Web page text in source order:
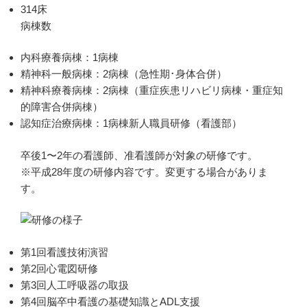
314床
病棟数
内科療養病棟：1病棟
精神科一般病棟：2病棟（急性期･身体合併）
精神科療養病棟：2病棟（重症疾患リハビリ病棟・重症知
的障害合併病棟）
認知症治療病棟：1病棟新人職員研修（看護部）
卒後1〜2年の看護師、准看護師が対象の研修です。
※平成28年度の研修内容です。変更する場合がありま
す。
第1回看護技術演習
第2回心電図研修
第3回人工呼吸器の取扱
第4回脳卒中看護の基礎知識とADL支援